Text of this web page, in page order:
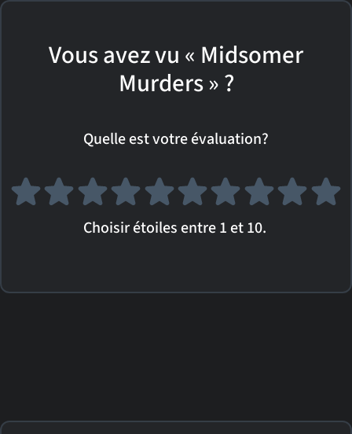
Vous avez vu « Midsomer
Murders » ?
Quelle est votre évaluation?
Choisir étoiles entre 1 et 10.